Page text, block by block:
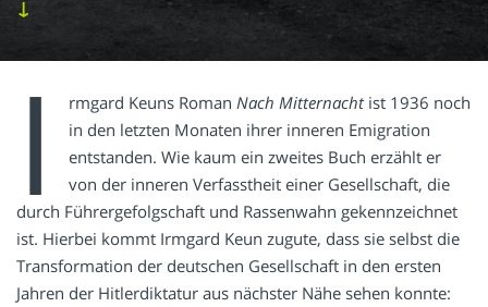
↓
I rmgard Keuns Roman Nach Mitternachtist 1936 noch
in den letzten Monaten ihrer inneren Emigration
entstanden. Wie kaum ein zweites Buch erzählt er
von der inneren Verfasstheit einer Gesellschaft, die
durch Führergefolgschaft und Rassenwahn gekennzeichnet
ist. Hierbei kommt Irmgard Keun zugute, dass sie selbst die
Transformation der deutschen Gesellschaft in den ersten
Jahren der Hitlerdiktatur aus nächster Nähe sehen konnte: